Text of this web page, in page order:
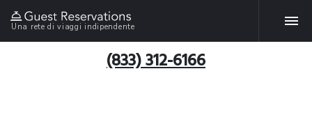
Una rete di viaggi indipendente
(833) 312-6166